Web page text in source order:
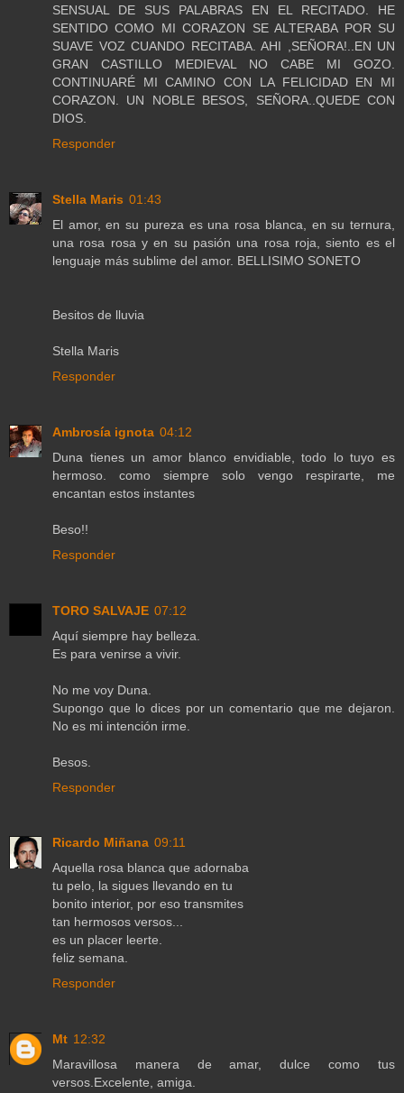
SENSUAL DE SUS PALABRAS EN EL RECITADO. HE
SENTIDO COMO MI CORAZON SE ALTERABA POR SU
SUAVE VOZ CUANDO RECITABA. AHI ,SEÑORA!..EN UN
GRAN CASTILLO MEDIEVAL NO CABE MI GOZO.
CONTINUARÉ MI CAMINO CON LA FELICIDAD EN MI
CORAZON. UN NOBLE BESOS, SEÑORA..QUEDE CON
DIOS.
Responder
Stella Maris 01:43
El amor, en su pureza es una rosa blanca, en su ternura,
una rosa rosa y en su pasión una rosa roja, siento es el
lenguaje más sublime del amor. BELLISIMO SONETO
Besitos de lluvia
Stella Maris
Responder
Ambrosía ignota 04:12
Duna tienes un amor blanco envidiable, todo lo tuyo es
hermoso. como siempre solo vengo respirarte, me
encantan estos instantes
Beso!!
Responder
TORO SALVAJE 07:12
Aquí siempre hay belleza.
Es para venirse a vivir.
No me voy Duna.
Supongo que lo dices por un comentario que me dejaron.
No es mi intención irme.
Besos.
Responder
Ricardo Miñana 09:11
Aquella rosa blanca que adornaba
tu pelo, la sigues llevando en tu
bonito interior, por eso transmites
tan hermosos versos...
es un placer leerte.
feliz semana.
Responder
Mt 12:32
Maravillosa manera de amar, dulce como tus
versos.Excelente, amiga.